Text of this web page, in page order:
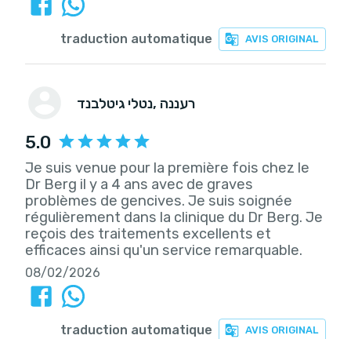
AVIS ORIGINAL
traduction automatique
נטלי גיטלבנד , רעננה
5.0
Je suis venue pour la première fois chez le
Dr Berg il y a 4 ans avec de graves
problèmes de gencives. Je suis soignée
régulièrement dans la clinique du Dr Berg. Je
reçois des traitements excellents et
efficaces ainsi qu'un service remarquable.
08/02/2026
AVIS ORIGINAL
traduction automatique